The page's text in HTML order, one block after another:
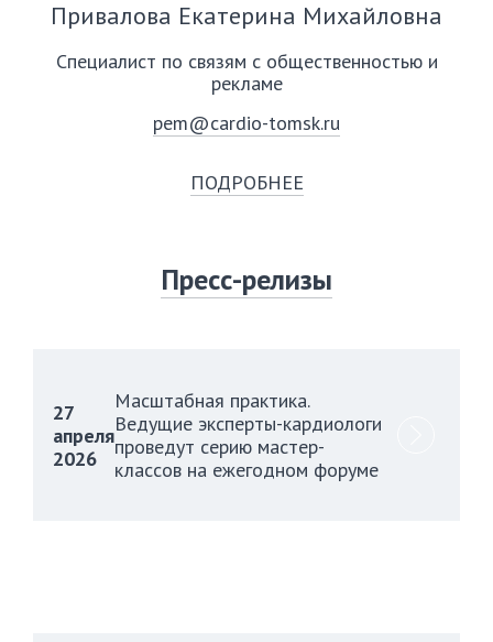
Привалова Екатерина Михайловна
Специалист по связям с общественностью и
рекламе
pem@cardio-tomsk.ru
ПОДРОБНЕЕ
Пресс-релизы
27
апреля
2026
Масштабная практика.
Ведущие эксперты-кардиологи
проведут серию мастер-
классов на ежегодном форуме